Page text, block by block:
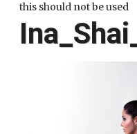
this should not be used